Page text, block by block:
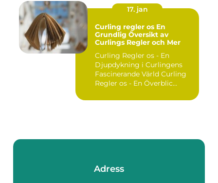
17. jan
Curling regler os En
Grundlig Översikt av
Curlings Regler och Mer
Curling Regler os - En
Djupdykning i Curlingens
Fascinerande Värld Curling
Regler os - En Överblic...
Adress